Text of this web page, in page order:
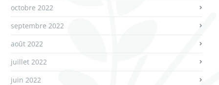
octobre 2022
septembre 2022
août 2022
juillet 2022
juin 2022